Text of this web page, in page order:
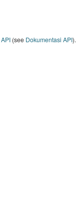
API(see Dokumentasi API).